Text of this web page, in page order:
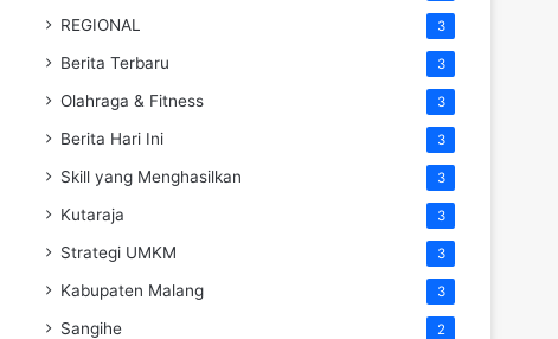
REGIONAL 3
Berita Terbaru 3
Olahraga & Fitness 3
Berita Hari Ini 3
Skill yang Menghasilkan 3
Kutaraja 3
Strategi UMKM 3
Kabupaten Malang 3
Sangihe 2